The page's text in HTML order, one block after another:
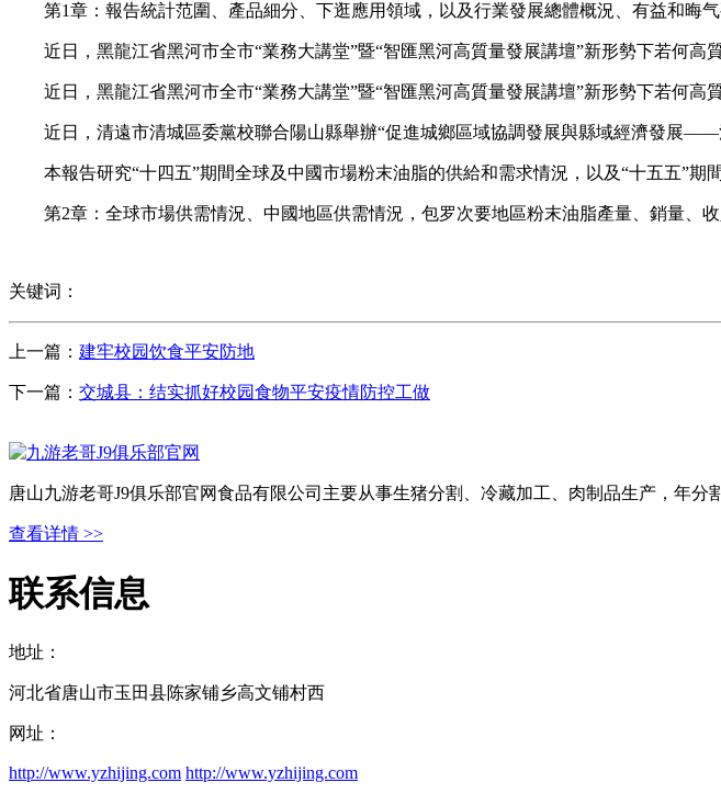
第1章：報告統計范圍、產品細分、下逛應用領域，以及行業發展總體概況、有益和晦气
近日，黑龍江省黑河市全市“業務大講堂”暨“智匯黑河高質量發展講壇”新形勢下若何高質
近日，黑龍江省黑河市全市“業務大講堂”暨“智匯黑河高質量發展講壇”新形勢下若何高質
近日，清遠市清城區委黨校聯合陽山縣舉辦“促進城鄉區域協調發展與縣域經濟發展——
本報告研究“十四五”期間全球及中國市場粉末油脂的供給和需求情況，以及“十五五”期間
第2章：全球市場供需情況、中國地區供需情況，包罗次要地區粉末油脂產量、銷量、收
关键词：
上一篇： 建牢校园饮食平安防地
下一篇： 交城县：结实抓好校园食物平安疫情防控工做
唐山九游老哥J9俱乐部官网食品有限公司主要从事生猪分割、冷藏加工、肉制品生产，年
查看详情 >>
联系信息
地址：
河北省唐山市玉田县陈家铺乡高文铺村西
网址：
http://www.yzhijing.com http://www.yzhijing.com